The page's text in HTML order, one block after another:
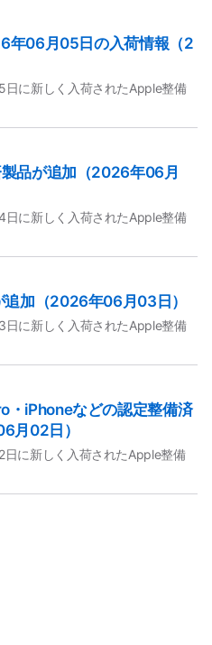
年06月05日の入荷情報（2
に新しく入荷されたApple整備
品が追加（2026年06月
に新しく入荷されたApple整備
加（2026年06月03日）
に新しく入荷されたApple整備
iPhoneなどの認定整備済
月02日）
に新しく入荷されたApple整備